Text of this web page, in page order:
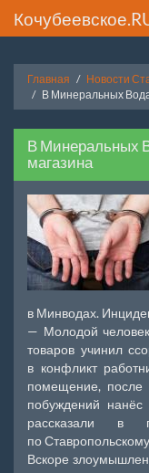
Главная
Новости
В Минеральных
В Минеральных
магазина
в Минводах.
— Молодой
товаров учинил
в конфликт
помещение, после
побуждений
рассказали в
по
Вскоре